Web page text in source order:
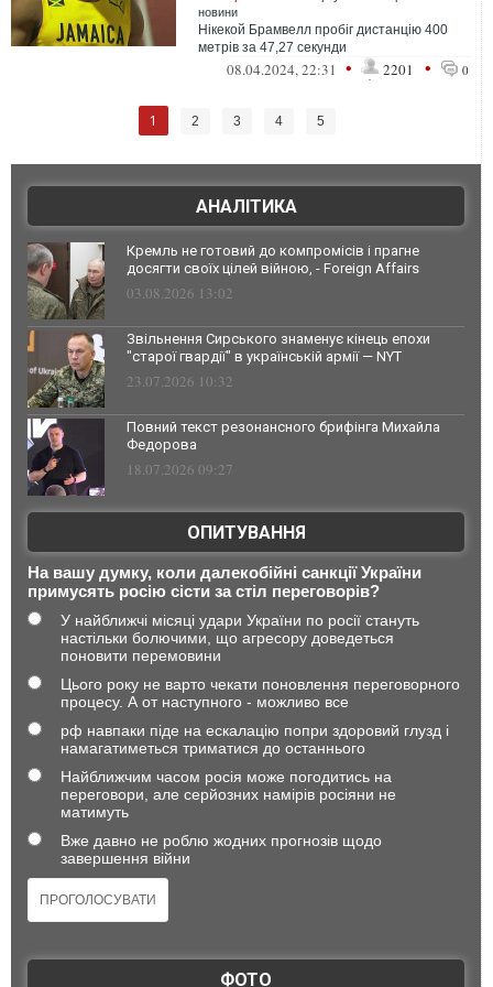
новини
Нікекой Брамвелл пробіг дистанцію 400
метрів за 47,27 секунди
08.04.2024, 22:31 • 2201 • 0
1 2 3 4 5
АНАЛІТИКА
Кремль не готовий до компромісів і прагне
досягти своїх цілей війною, - Foreign Affairs
03.08.2026 13:02
Звільнення Сирського знаменує кінець епохи
"старої гвардії" в українській армії — NYT
23.07.2026 10:32
Повний текст резонансного брифінга Михайла
Федорова
18.07.2026 09:27
ОПИТУВАННЯ
На вашу думку, коли далекобійні санкції України
примусять росію сісти за стіл переговорів?
У найближчі місяці удари України по росії стануть
настільки болючими, що агресору доведеться
поновити перемовини
Цього року не варто чекати поновлення переговорного
процесу. А от наступного - можливо все
рф навпаки піде на ескалацію попри здоровий глузд і
намагатиметься триматися до останнього
Найближчим часом росія може погодитись на
переговори, але серйозних намірів росіяни не
матимуть
Вже давно не роблю жодних прогнозів щодо
завершення війни
ФОТО